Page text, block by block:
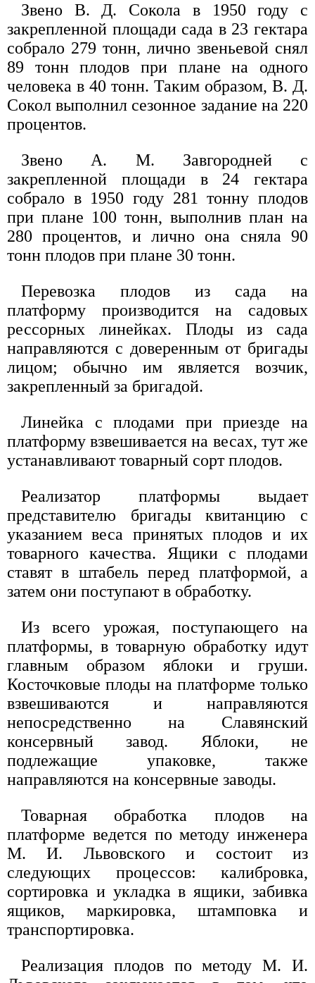
Звено В. Д. Сокола в 1950 году с
закрепленной площади сада в 23 гектара
собрало 279 тонн, лично звеньевой снял
89 тонн плодов при плане на одного
человека в 40 тонн. Таким образом, В. Д.
Сокол выполнил сезонное задание на 220
процентов.
Звено А. М. Завгородней с
закрепленной площади в 24 гектара
собрало в 1950 году 281 тонну плодов
при плане 100 тонн, выполнив план на
280 процентов, и лично она сняла 90
тонн плодов при плане 30 тонн.
Перевозка плодов из сада на
платформу производится на садовых
рессорных линейках. Плоды из сада
направляются с доверенным от бригады
лицом; обычно им является возчик,
закрепленный за бригадой.
Линейка с плодами при приезде на
платформу взвешивается на весах, тут же
устанавливают товарный сорт плодов.
Реализатор платформы выдает
представителю бригады квитанцию с
указанием веса принятых плодов и их
товарного качества. Ящики с плодами
ставят в штабель перед платформой, а
затем они поступают в обработку.
Из всего урожая, поступающего на
платформы, в товарную обработку идут
главным образом яблоки и груши.
Косточковые плоды на платформе только
взвешиваются и направляются
непосредственно на Славянский
консервный завод. Яблоки, не
подлежащие упаковке, также
направляются на консервные заводы.
Товарная обработка плодов на
платформе ведется по методу инженера
М. И. Львовского и состоит из
следующих процессов: калибровка,
сортировка и укладка в ящики, забивка
ящиков, маркировка, штамповка и
транспортировка.
Реализация плодов по методу М. И.